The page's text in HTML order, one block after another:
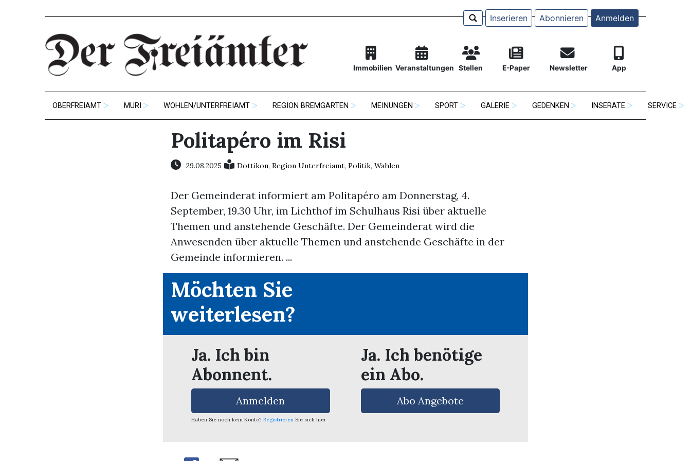
Inserieren Abonnieren Anmelden
Immobilien Veranstaltungen Stellen E-Paper Newsletter App
OBERFREIAMT MURI WOHLEN/UNTERFREIAMT REGION BREMGARTEN MEINUNGEN SPORT GALERIE GEDENKEN INSERATE SERVICE
Politapéro im Risi
29.08.2025 Dottikon, Region Unterfreiamt, Politik, Wahlen
Der Gemeinderat informiert am Politapéro am Donnerstag, 4.
September, 19.30 Uhr, im Lichthof im Schulhaus Risi über aktuelle
Themen und anstehende Geschäfte. Der Gemeinderat wird die
Anwesenden über aktuelle Themen und anstehende Geschäfte in der
Gemeinde informieren. ...
Möchten Sie
weiterlesen?
Ja. Ich bin
Abonnent.
Anmelden
Haben Sie noch kein Konto? Registrieren Sie sich hier
Ja. Ich benötige
ein Abo.
Abo Angebote